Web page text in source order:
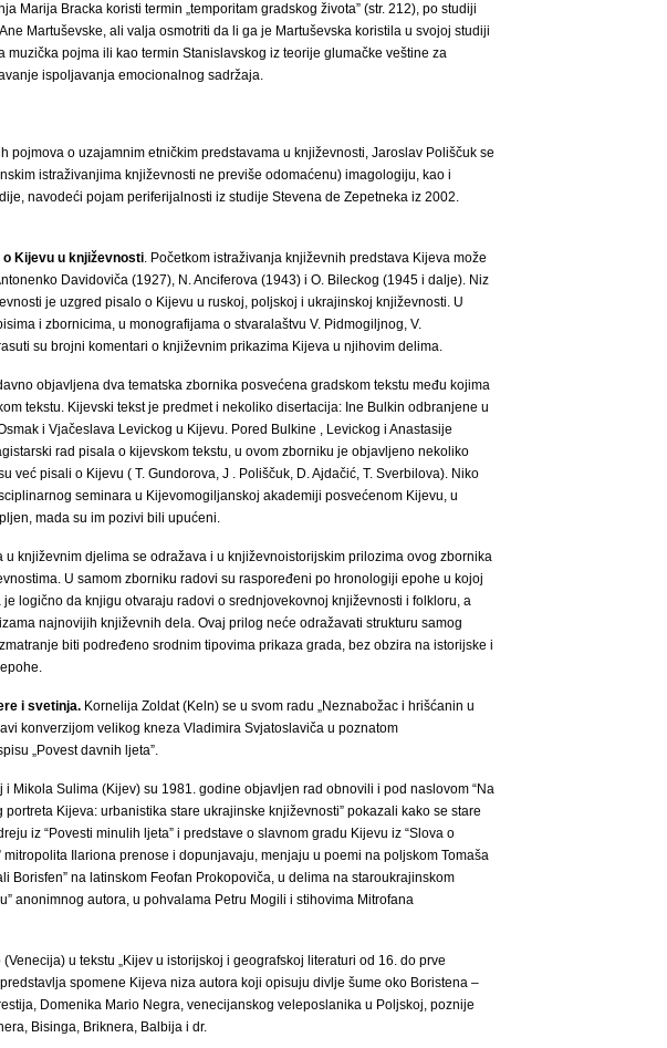
Marija Bracka koristi termin „temporitam gradskog života” (str. 212), po studiji
Martuševske, ali valja osmotriti da li ga je Martuševska koristila u svojoj studiji
muzička pojma ili kao termin Stanislavskog iz teorije glumačke veštine za
ispoljavanja emocionalnog sadržaja.
pojmova o uzajamnim etničkim predstavama u književnosti, Jaroslav Poliščuk se
istraživanjima književnosti ne previše odomaćenu) imagologiju, kao i
navodeći pojam periferijalnosti iz studije Stevena de Zepetneka iz 2002.
Kijevu u književnosti. Početkom istraživanja književnih predstava Kijeva može
Davidoviča (1927), N. Anciferova (1943) i O. Bileckog (1945 i dalje). Niz
je uzgred pisalo o Kijevu u ruskoj, poljskoj i ukrajinskoj književnosti. U
i zbornicima, u monografijama o stvaralaštvu V. Pidmogiljnog, V.
su brojni komentari o književnim prikazima Kijeva u njihovim delima.
objavljena dva tematska zbornika posvećena gradskom tekstu među kojima
tekstu. Kijevski tekst je predmet i nekoliko disertacija: Ine Bulkin odbranjene u
i Vjačeslava Levickog u Kijevu. Pored Bulkine , Levickog i Anastasije
rad pisala o kijevskom tekstu, u ovom zborniku je objavljeno nekoliko
već pisali o Kijevu ( T. Gundorova, J . Poliščuk, D. Ajdačić, T. Sverbilova). Niko
seminara u Kijevomogiljanskoj akademiji posvećenom Kijevu, u
mada su im pozivi bili upućeni.
u književnim djelima se odražava i u književnoistorijskim prilozima ovog zbornika
U samom zborniku radovi su raspoređeni po hronologiji epohe u kojoj
logično da knjigu otvaraju radovi o srednjovekovnoj književnosti i folkloru, a
najnovijih književnih dela. Ovaj prilog neće odražavati strukturu samog
biti podređeno srodnim tipovima prikaza grada, bez obzira na istorijske i
i svetinja. Kornelija Zoldat (Keln) se u svom radu „Neznabožac i hrišćanin u
konverzijom velikog kneza Vladimira Svjatoslaviča u poznatom
„Povest davnih ljeta”.
i Mikola Sulima (Kijev) su 1981. godine objavljen rad obnovili i pod naslovom “Na
portreta Kijeva: urbanistika stare ukrajinske književnosti” pokazali kako se stare
iz “Povesti minulih ljeta” i predstave o slavnom gradu Kijevu iz “Slova o
mitropolita Ilariona prenose i dopunjavaju, menjaju u poemi na poljskom Tomaša
Borisfen” na latinskom Feofan Prokopoviča, u delima na staroukrajinskom
anonimnog autora, u pohvalama Petru Mogili i stihovima Mitrofana
u tekstu „Kijev u istorijskoj i geografskoj literaturi od 16. do prve
spomene Kijeva niza autora koji opisuju divlje šume oko Boristena –
Domenika Mario Negra, venecijanskog veleposlanika u Poljskoj, poznije
Bisinga, Briknera, Balbija i dr.